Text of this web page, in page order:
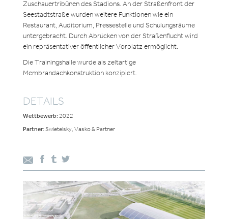
Zuschauertribünen des Stadions. An der Straßenfront der
Seestadtstraße wurden weitere Funktionen wie ein
Restaurant, Auditorium, Pressestelle und Schulungsräume
untergebracht. Durch Abrücken von der Straßenflucht wird
ein repräsentativer öffentlicher Vorplatz ermöglicht.
Die Trainingshalle wurde als zeltartige
Membrandachkonstruktion konzipiert.
DETAILS
Wettbewerb:2022
Partner:Swietelsky, Vasko & Partner